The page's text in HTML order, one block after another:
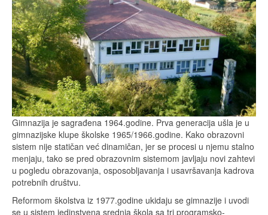
Gimnazija je sagrađena 1964.godine. Prva generacija ušla je u
gimnazijske klupe školske 1965/1966.godine. Kako obrazovni
sistem nije statičan već dinamičan, jer se procesi u njemu stalno
menjaju, tako se pred obrazovnim sistemom javljaju novi zahtevi
u pogledu obrazovanja, osposobljavanja i usavršavanja kadrova
potrebnih društvu.
Reformom školstva iz 1977.godine ukidaju se gimnazije i uvodi
se u sistem jedinstvena srednja škola sa tri programsko-